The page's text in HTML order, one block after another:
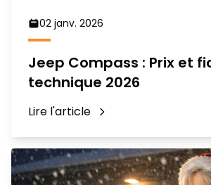
02 janv. 2026
Jeep Compass : Prix et
technique 2026
Lire l'article